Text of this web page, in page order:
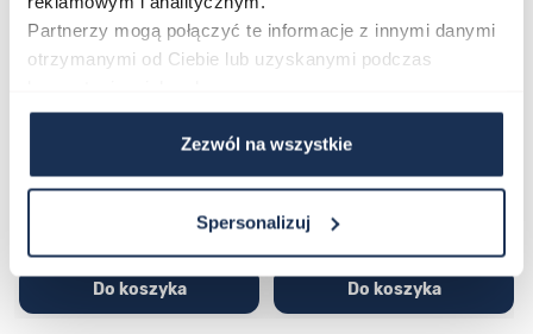
Partnerzy mogą połączyć te informacje z innymi danymi
otrzymanymi od Ciebie lub uzyskanymi podczas
Zezwól na wszystkie
Spersonalizuj
Do koszyka Do koszyka